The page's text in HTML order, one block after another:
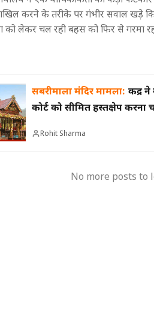
में आएगा
Cultural Event में झूम
और जंगली
खूंखार बाघ 'PN
मुख्यमंत्री का किस्सा-
से बाहर हुए; एक साथ तीन
करने के तरीके पर गंभीर सवाल खड़े
लेकर चल रही बहस को फिर से गरमा
सबरीमाला मंदिर मामला: केंद्र ने
कोर्ट को सीमित हस्तक्षेप करना
Rohit Sharma
No more posts to